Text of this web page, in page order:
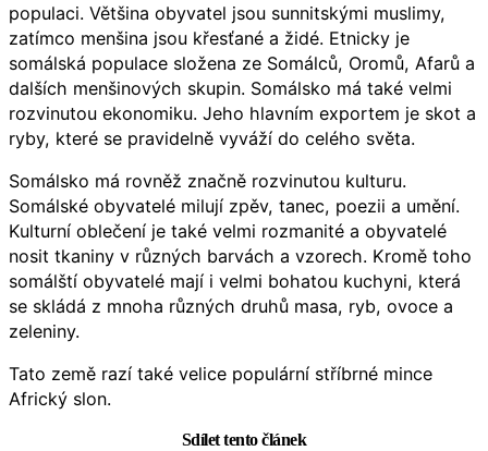
populaci. Většina obyvatel jsou sunnitskými muslimy,
zatímco menšina jsou křesťané a židé. Etnicky je
somálská populace složena ze Somálců, Oromů, Afarů a
dalších menšinových skupin. Somálsko má také velmi
rozvinutou ekonomiku. Jeho hlavním exportem je skot a
ryby, které se pravidelně vyváží do celého světa.
Somálsko má rovněž značně rozvinutou kulturu.
Somálské obyvatelé milují zpěv, tanec, poezii a umění.
Kulturní oblečení je také velmi rozmanité a obyvatelé
nosit tkaniny v různých barvách a vzorech. Kromě toho
somálští obyvatelé mají i velmi bohatou kuchyni, která
se skládá z mnoha různých druhů masa, ryb, ovoce a
zeleniny.
Tato země razí také velice populární stříbrné mince
Africký slon.
Sdílet tento článek